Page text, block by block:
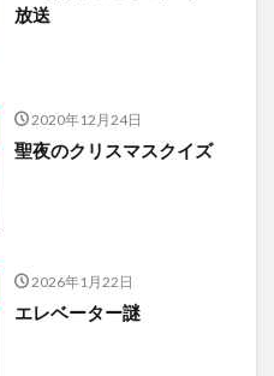
放送
2020年12月24日
聖夜のクリスマスクイズ
2026年1月22日
エレベーター謎